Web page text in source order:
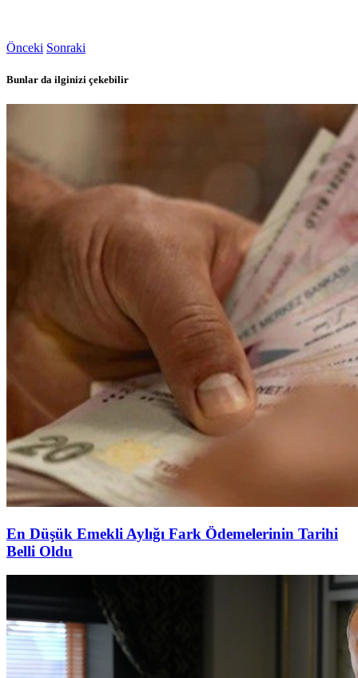
Önceki Sonraki
Bunlar da ilginizi çekebilir
En Düşük Emekli Aylığı Fark Ödemelerinin Tarihi
Belli Oldu